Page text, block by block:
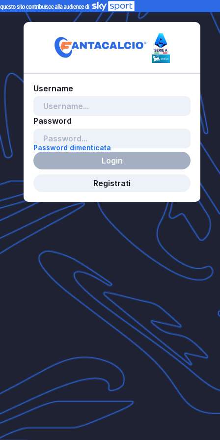
Password dimenticata
Login
Registrati